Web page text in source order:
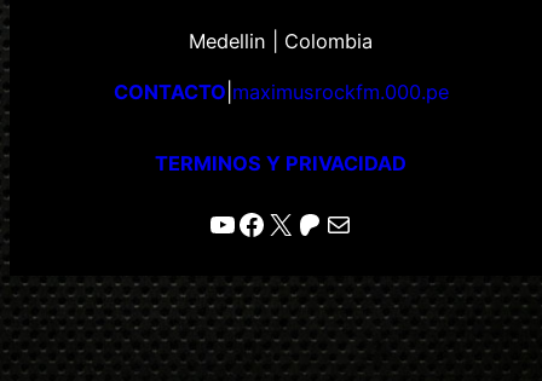
Medellin | Colombia
CONTACTO maximusrockfm.000.pe
TERMINOS Y PRIVACIDAD
YouTube
Facebook
X Patreon
Correo electrónico